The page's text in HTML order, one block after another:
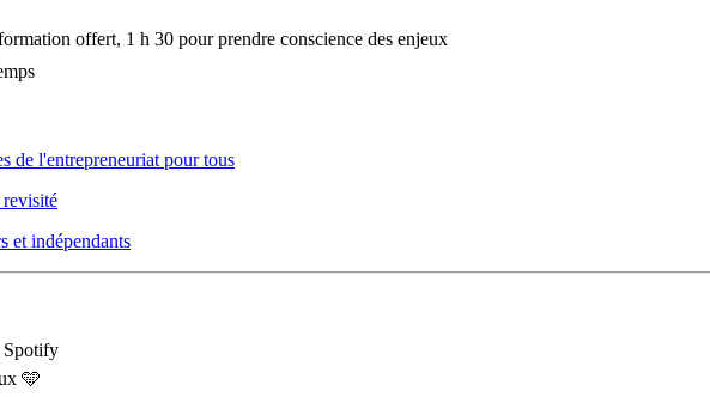
offert, 1 h 30 pour prendre conscience des enjeux
de l'entrepreneuriat pour tous
revisité
et indépendants
Spotify
🩵